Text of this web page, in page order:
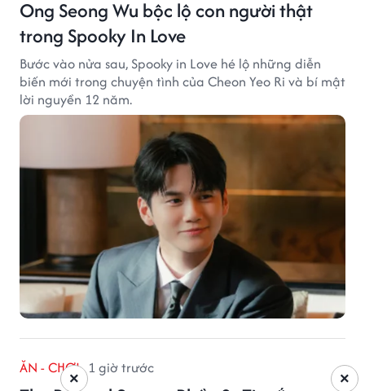
Ong Seong Wu bộc lộ con người thật
trong Spooky In Love
Bước vào nửa sau, Spooky in Love hé lộ những diễn
biến mới trong chuyện tình của Cheon Yeo Ri và bí mật
lời nguyền 12 năm.
ĂN - CHƠI 1 giờ trước
×
×